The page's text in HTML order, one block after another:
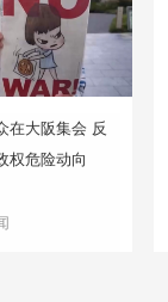
在大阪集会 反
权危险动向